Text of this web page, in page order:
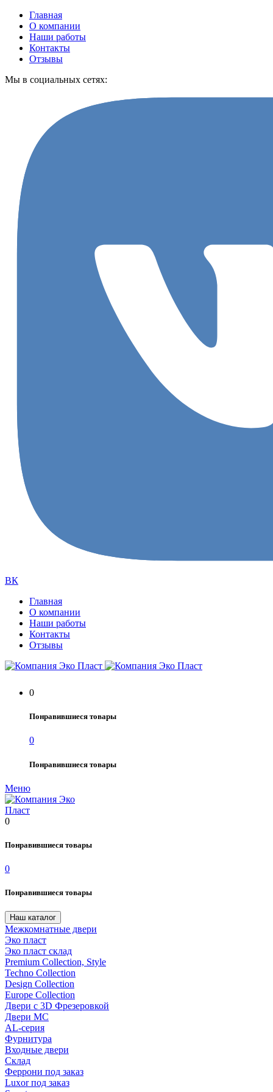
Главная
О компании
Наши работы
Контакты
Отзывы
Мы в социальных сетях:
ВК
Главная
О компании
Наши работы
Контакты
Отзывы
0
Понравившиеся товары
0
Понравившиеся товары
Меню
0
Понравившиеся товары
0
Понравившиеся товары
Наш каталог
Межкомнатные двери
Эко пласт
Эко пласт склад
Premium Collection, Style
Techno Collection
Design Collection
Europe Collection
Двери с 3D Фрезеровкой
Двери МС
AL-серия
Фурнитура
Входные двери
Склад
Феррони под заказ
Luxor под заказ